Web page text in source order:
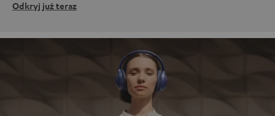
Odkryj już teraz